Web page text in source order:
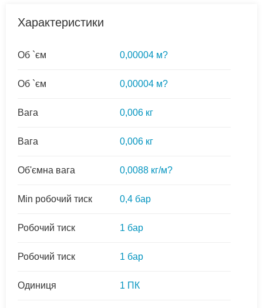
Характеристики
Об `єм 0,00004 м?
Об `єм 0,00004 м?
Вага 0,006 кг
Вага 0,006 кг
Об'ємна вага 0,0088 кг/м?
Min робочий тиск 0,4 бар
Робочий тиск 1 бар
Робочий тиск 1 бар
Одиниця 1 ПК